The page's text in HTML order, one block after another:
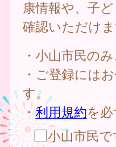
康情報や、子
確認いただけま
・小山市民の
・ご登録には
す。
・利用規約を
小山市民で